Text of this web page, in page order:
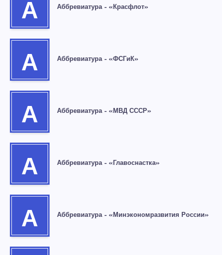
А Аббревиатура – «Красфлот»
А Аббревиатура – «ФСГиК»
А Аббревиатура – «МВД СССР»
А Аббревиатура – «Главоснастка»
А Аббревиатура – «Минэкономразвития России»